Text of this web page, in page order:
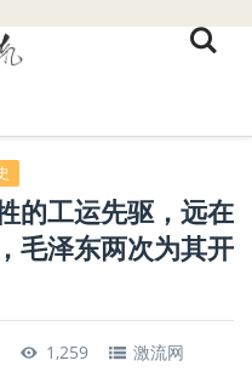
工运先驱，远在
毛泽东两次为其开
1,259
激流网